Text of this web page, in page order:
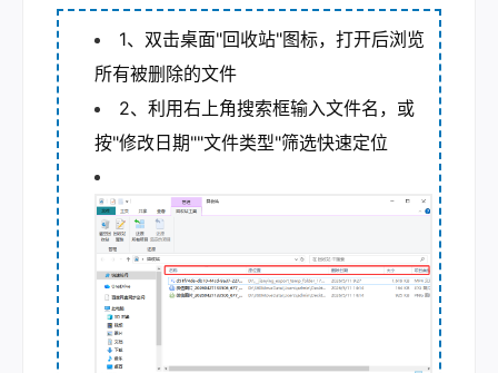
1、双击桌面"回收站"图标，打开后浏览
所有被删除的文件
2、利用右上角搜索框输入文件名，或
按"修改日期""文件类型"筛选快速定位